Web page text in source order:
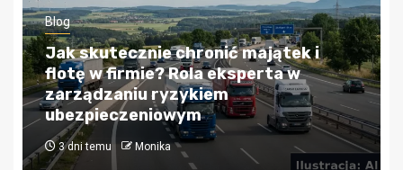
majątek i
w
Blog
Kredyty hipoteczne w
Przewodnik po
finansowaniu
4 tygodnie temu Monika